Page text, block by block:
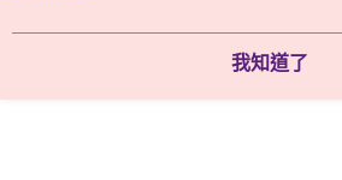
我知道了